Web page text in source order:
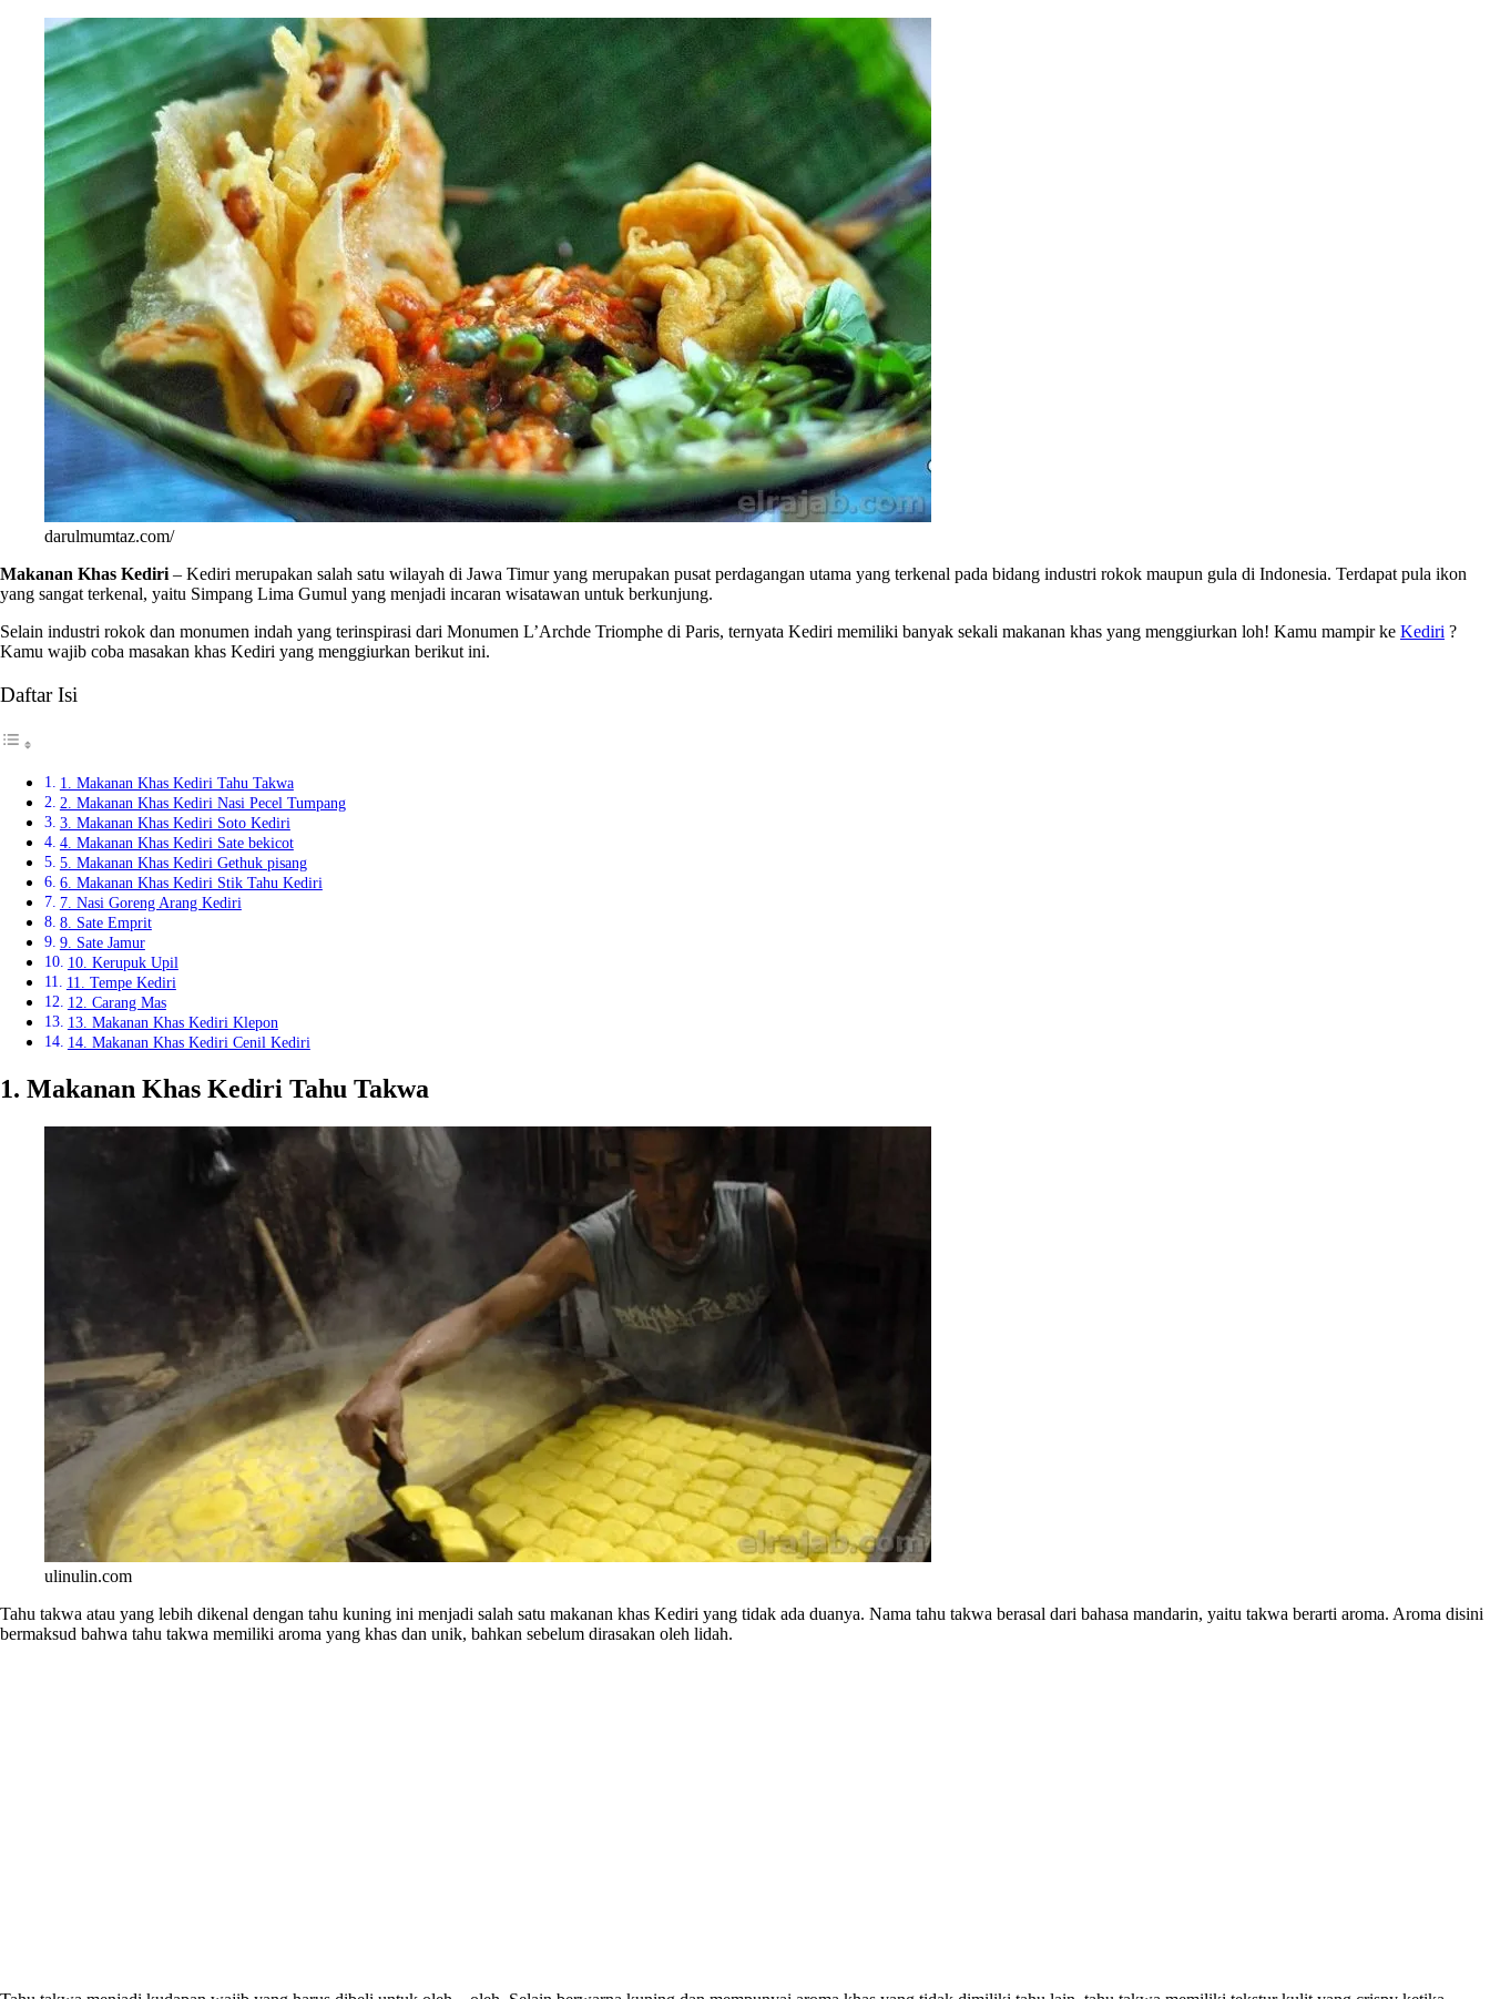
darulmumtaz.com/
Makanan Khas Kediri – Kediri merupakan salah satu wilayah di Jawa Timur yang merupakan pusat perdagangan utama yang terkenal pada bidang industri rokok maupun gula di Indonesia. Terdapat pula ikon
yang sangat terkenal, yaitu Simpang Lima Gumul yang menjadi incaran wisatawan untuk berkunjung.
Selain industri rokok dan monumen indah yang terinspirasi dari Monumen L’Archde Triomphe di Paris, ternyata Kediri memiliki banyak sekali makanan khas yang menggiurkan loh! Kamu mampir ke Kediri ?
Kamu wajib coba masakan khas Kediri yang menggiurkan berikut ini.
Daftar Isi
1. Makanan Khas Kediri Tahu Takwa
2. Makanan Khas Kediri Nasi Pecel Tumpang
3. Makanan Khas Kediri Soto Kediri
4. Makanan Khas Kediri Sate bekicot
5. Makanan Khas Kediri Gethuk pisang
6. Makanan Khas Kediri Stik Tahu Kediri
7. Nasi Goreng Arang Kediri
8. Sate Emprit
9. Sate Jamur
10. Kerupuk Upil
11. Tempe Kediri
12. Carang Mas
13. Makanan Khas Kediri Klepon
14. Makanan Khas Kediri Cenil Kediri
1. Makanan Khas Kediri Tahu Takwa
ulinulin.com
Tahu takwa atau yang lebih dikenal dengan tahu kuning ini menjadi salah satu makanan khas Kediri yang tidak ada duanya. Nama tahu takwa berasal dari bahasa mandarin, yaitu takwa berarti aroma. Aroma disini
bermaksud bahwa tahu takwa memiliki aroma yang khas dan unik, bahkan sebelum dirasakan oleh lidah.